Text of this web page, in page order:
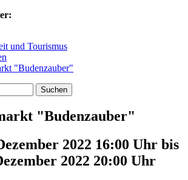
und Tourismus
"Budenzauber"
Suchen
"Budenzauber"
2022 16:00 Uhr bis
2022 20:00 Uhr